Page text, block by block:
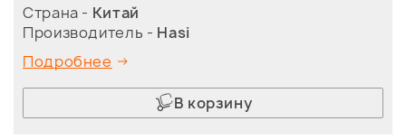
Страна - Китай
Производитель - Hasi
Подробнее
В корзину